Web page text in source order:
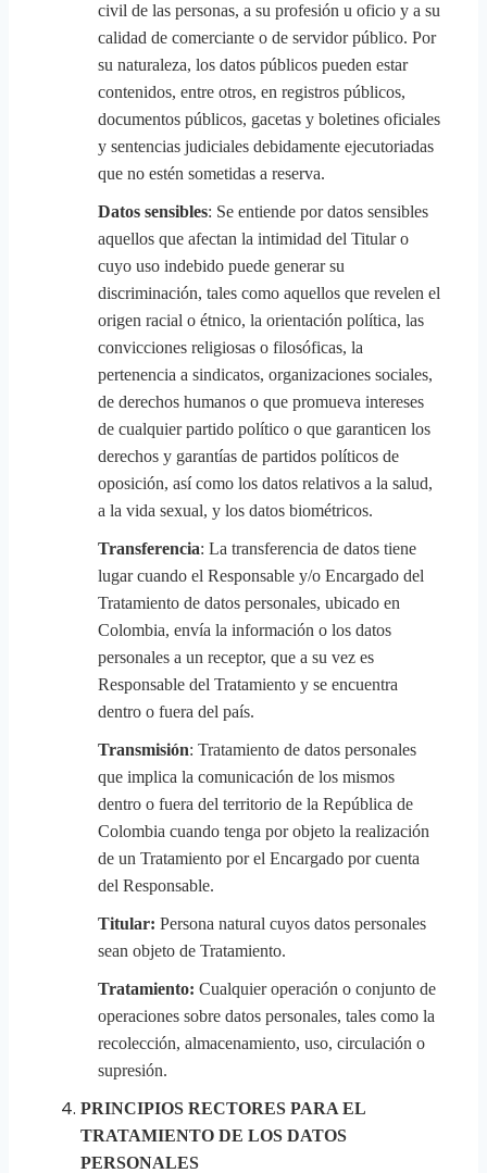
civil de las personas, a su profesión u oficio y a su
calidad de comerciante o de servidor público. Por
su naturaleza, los datos públicos pueden estar
contenidos, entre otros, en registros públicos,
documentos públicos, gacetas y boletines oficiales
y sentencias judiciales debidamente ejecutoriadas
que no estén sometidas a reserva.
Datos sensibles: Se entiende por datos sensibles
aquellos que afectan la intimidad del Titular o
cuyo uso indebido puede generar su
discriminación, tales como aquellos que revelen el
origen racial o étnico, la orientación política, las
convicciones religiosas o filosóficas, la
pertenencia a sindicatos, organizaciones sociales,
de derechos humanos o que promueva intereses
de cualquier partido político o que garanticen los
derechos y garantías de partidos políticos de
oposición, así como los datos relativos a la salud,
a la vida sexual, y los datos biométricos.
Transferencia: La transferencia de datos tiene
lugar cuando el Responsable y/o Encargado del
Tratamiento de datos personales, ubicado en
Colombia, envía la información o los datos
personales a un receptor, que a su vez es
Responsable del Tratamiento y se encuentra
dentro o fuera del país.
Transmisión: Tratamiento de datos personales
que implica la comunicación de los mismos
dentro o fuera del territorio de la República de
Colombia cuando tenga por objeto la realización
de un Tratamiento por el Encargado por cuenta
del Responsable.
Titular: Persona natural cuyos datos personales
sean objeto de Tratamiento.
Tratamiento: Cualquier operación o conjunto de
operaciones sobre datos personales, tales como la
recolección, almacenamiento, uso, circulación o
supresión.
PRINCIPIOS RECTORES PARA EL
TRATAMIENTO DE LOS DATOS
PERSONALES